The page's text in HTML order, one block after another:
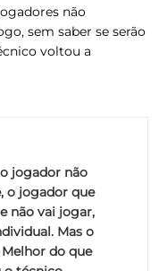
não
sem saber se serão
voltou a
jogador não
o jogador que
não vai jogar,
Mas o
do que